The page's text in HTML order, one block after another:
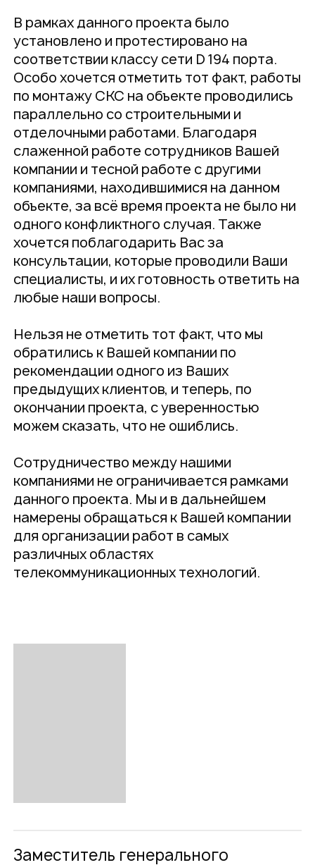
В рамках данного проекта было
установлено и протестировано на
соответствии классу сети D 194 порта.
Особо хочется отметить тот факт, работы
по монтажу СКС на объекте проводились
параллельно со строительными и
отделочными работами. Благодаря
слаженной работе сотрудников Вашей
компании и тесной работе с другими
компаниями, находившимися на данном
объекте, за всё время проекта не было ни
одного конфликтного случая. Также
хочется поблагодарить Вас за
консультации, которые проводили Ваши
специалисты, и их готовность ответить на
любые наши вопросы.
Нельзя не отметить тот факт, что мы
обратились к Вашей компании по
рекомендации одного из Ваших
предыдущих клиентов, и теперь, по
окончании проекта, с уверенностью
можем сказать, что не ошиблись.
Сотрудничество между нашими
компаниями не ограничивается рамками
данного проекта. Мы и в дальнейшем
намерены обращаться к Вашей компании
для организации работ в самых
различных областях
телекоммуникационных технологий.
Заместитель генерального